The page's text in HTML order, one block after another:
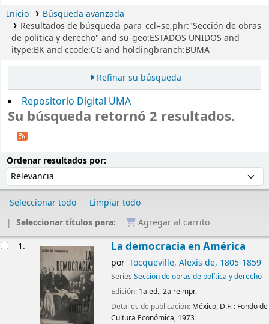
Inicio
Búsqueda avanzada
Resultados de búsqueda para 'ccl=se,phr:"Sección de obras
de política y derecho" and su-geo:ESTADOS UNIDOS and
itype:BK and ccode:CG and holdingbranch:BUMA'
Refinar su búsqueda
Repositorio Digital UMA
Su búsqueda retornó 2 resultados.
Ordenar resultados por:
Seleccionar todo
Limpiar todo
Seleccionar títulos para:
Agregar al carrito
1. La democracia en América
por Tocqueville, Alexis de, 1805-1859
Series Sección de obras de política y derecho
Edición: 1a ed., 2a reimpr.
Detalles de publicación: México, D.F. : Fondo de
Cultura Económica, 1973